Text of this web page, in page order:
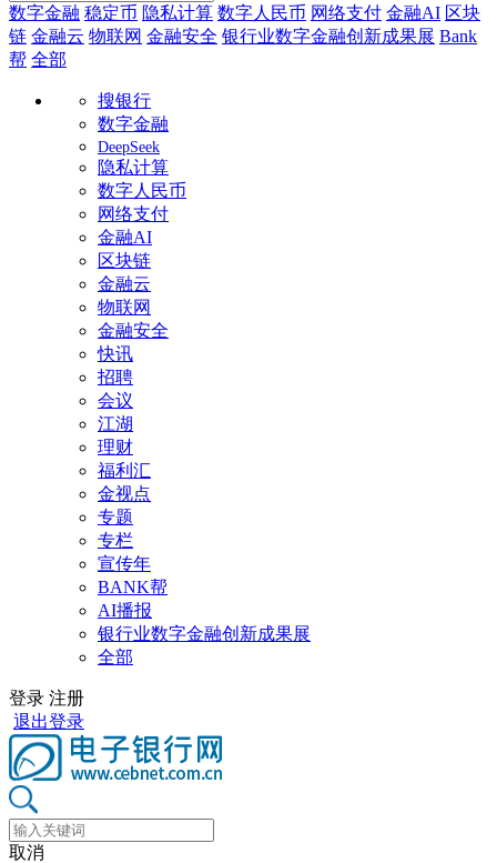
数字金融 稳定币 隐私计算 数字人民币 网络支付 金融AI 区块
链 金融云 物联网 金融安全 银行业数字金融创新成果展 Bank
帮 全部
搜银行
数字金融
DeepSeek
隐私计算
数字人民币
网络支付
金融AI
区块链
金融云
物联网
金融安全
快讯
招聘
会议
江湖
理财
福利汇
金视点
专题
专栏
宣传年
BANK帮
AI播报
银行业数字金融创新成果展
全部
登录 注册
退出登录
取消